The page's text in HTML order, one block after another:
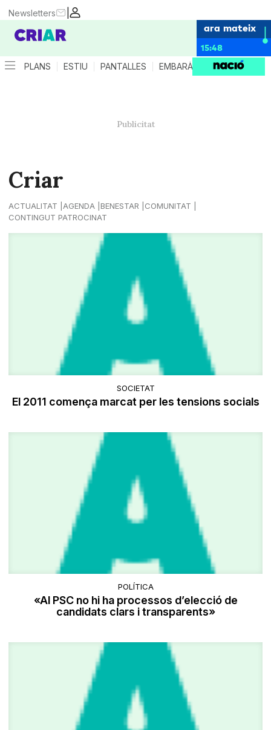
|
Newsletters
ara mateix
15:48
PLANS ESTIU PANTALLES EMBARÀS CRIANÇA
Criar
ACTUALITAT AGENDA BENESTAR
COMUNITAT
CONTINGUT PATROCINAT
SOCIETAT
El 2011 comença marcat per les tensions socials
POLÍTICA
«Al PSC no hi ha processos d’elecció de
candidats clars i transparents»